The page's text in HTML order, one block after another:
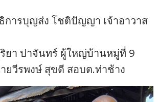
ารบุญส่ง โชติปัญญา เจ้าอาวาส
ยา ปาจันทร์ ผู้ใหญ่บ้านหมู่ที่ 9
วีรพงษ์ สุขดี สอบต.ท่าช้าง